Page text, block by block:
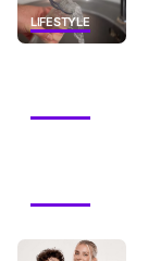
LIFESTYLE